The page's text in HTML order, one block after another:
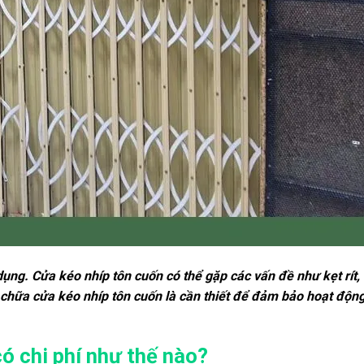
Cửa kéo nhíp tôn cuốn có thể gặp các vấn đề như kẹt rít,
cửa kéo nhíp tôn cuốn là cần thiết để đảm bảo hoạt
chi phí như thế nào?